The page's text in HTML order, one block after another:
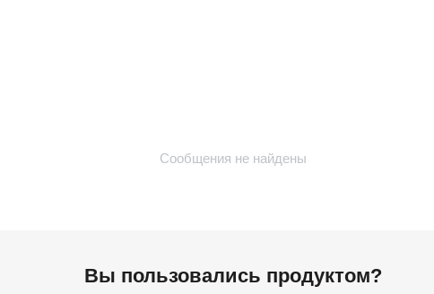
Сообщения не найдены
Вы пользовались продуктом?